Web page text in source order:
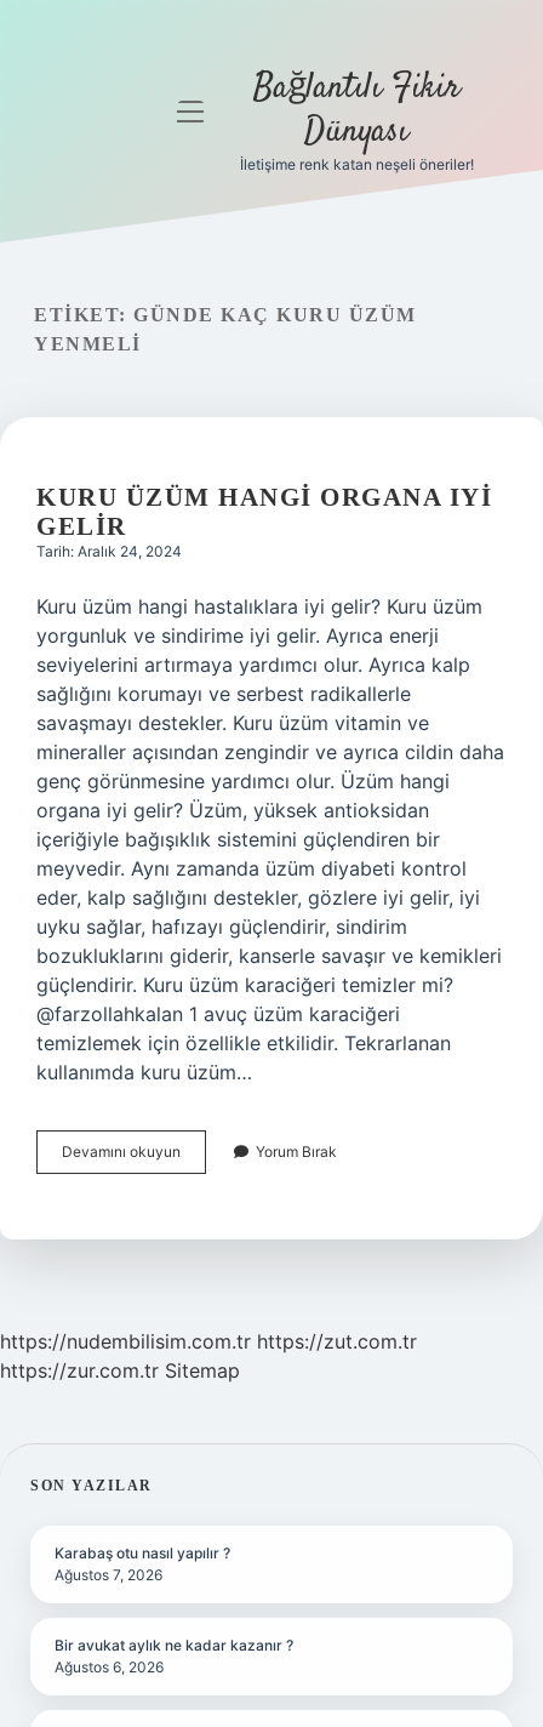
Gizlilik
Yasal Uyarı
menüyü
Bağlantılı Fikir
Dünyası
İletişime renk katan neşeli öneriler!
ETIKET: GÜNDE KAÇ KURU ÜZÜM
YENMELI
KURU ÜZÜM HANGI ORGANA IYI
GELIR
Tarih: Aralık 24, 2024
Kuru üzüm hangi hastalıklara iyi gelir? Kuru üzüm
yorgunluk ve sindirime iyi gelir. Ayrıca enerji
seviyelerini artırmaya yardımcı olur. Ayrıca kalp
sağlığını korumayı ve serbest radikallerle
savaşmayı destekler. Kuru üzüm vitamin ve
mineraller açısından zengindir ve ayrıca cildin daha
genç görünmesine yardımcı olur. Üzüm hangi
organa iyi gelir? Üzüm, yüksek antioksidan
içeriğiyle bağışıklık sistemini güçlendiren bir
meyvedir. Aynı zamanda üzüm diyabeti kontrol
eder, kalp sağlığını destekler, gözlere iyi gelir, iyi
uyku sağlar, hafızayı güçlendirir, sindirim
bozukluklarını giderir, kanserle savaşır ve kemikleri
güçlendirir. Kuru üzüm karaciğeri temizler mi?
@farzollahkalan 1 avuç üzüm karaciğeri
temizlemek için özellikle etkilidir. Tekrarlanan
kullanımda kuru üzüm…
Devamını okuyun
Üzüm
Iyi
Yorum Bırak
https://nudembilisim.com.tr https://zut.com.tr
https://zur.com.tr Sitemap
SIDEBAR
SON YAZILAR
Karabaş otu nasıl yapılır ?
Ağustos 7, 2026
Bir avukat aylık ne kadar kazanır ?
Ağustos 6, 2026